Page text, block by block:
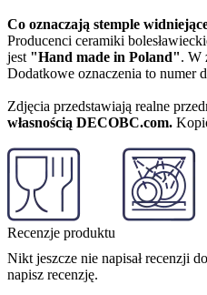
Co oznaczają stemple
Producenci ceramiki
jest "Hand made in Poland". W
Dodatkowe oznaczenia to numer
Zdjęcia przedstawiają realne
własnością DECOBC.com.
Recenzje produktu
Nikt jeszcze nie napisał recenzji
napisz recenzję.